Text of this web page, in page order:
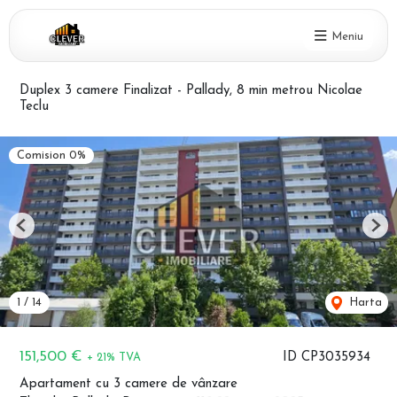
Meniu
Duplex 3 camere Finalizat - Pallady, 8 min metrou Nicolae
Teclu
ID CP3035934
151,500 € + 21% TVA
Apartament cu 3 camere de vânzare
Comision 0%
1 / 14 Harta
Previous